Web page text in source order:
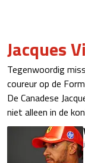
Jacques
Tegenwoordig
coureur op de
De Canadese
niet alleen in de